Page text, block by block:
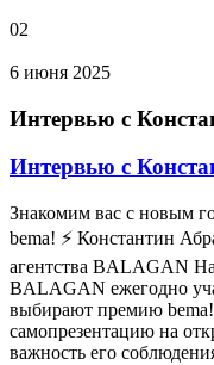
02
6 июня 2025
Интервью с
Интервью с
Знакомим вас с новым
bema! ⚡ Константин
агентства BALAGAN
BALAGAN ежегодно
выбирают премию
самопрезентацию на
важность его